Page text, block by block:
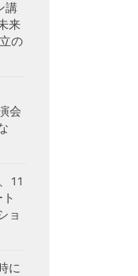
講
来
の
会
11
ョ
に